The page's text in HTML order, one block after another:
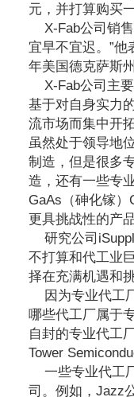
元，并打算购买
X-Fab公司销售
宜早不宜迟。”
年美国德克萨斯
X-Fab公司主要
基于对自身实力
流市场而集中开
虽然处于领导地
制造，但是很多
造，还有一些专
GaAs（砷化镓
更具挑战性的产
研究公司
不打算和代工业
择在充满机遇和
因为专业代工
哪些代工厂属于
自封的专业代工
Tower
一些专业代工
司。例如，Jazz